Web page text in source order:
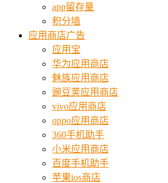
app留存量
积分墙
应用商店广告
应用宝
华为应用商店
魅族应用商店
豌豆荚应用商店
vivo应用商店
oppo应用商店
360手机助手
小米应用商店
百度手机助手
苹果ios商店